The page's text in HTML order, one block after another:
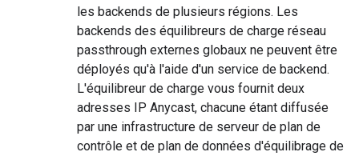
les backends de plusieurs régions. Les
backends des équilibreurs de charge réseau
passthrough externes globaux ne peuvent être
déployés qu'à l'aide d'un service de backend.
L'équilibreur de charge vous fournit deux
adresses IP Anycast, chacune étant diffusée
par une infrastructure de serveur de plan de
contrôle et de plan de données d'équilibrage de